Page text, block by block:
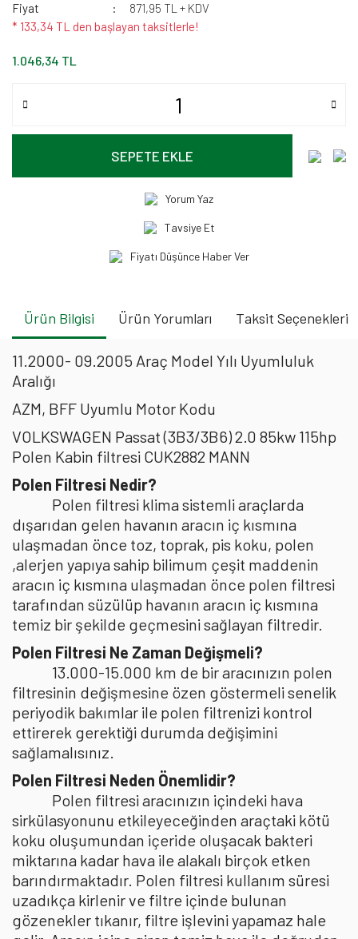
Fiyat
871,95 TL + KDV
* 133,34 TL den başlayan taksitlerle!
1.046,34 TL
SEPETE EKLE
Yorum Yaz
Tavsiye Et
Fiyatı Düşünce Haber Ver
Ürün Bilgisi Ürün Yorumları Taksit Seçenekleri
11.2000- 09.2005 Araç Model Yılı Uyumluluk
Aralığı
AZM, BFF Uyumlu Motor Kodu
VOLKSWAGEN Passat (3B3/3B6) 2.0 85kw 115hp
Polen Kabin filtresi CUK2882 MANN
Polen Filtresi Nedir?
Polen filtresi klima sistemli araçlarda
dışarıdan gelen havanın aracın iç kısmına
ulaşmadan önce toz, toprak, pis koku, polen
,alerjen yapıya sahip bilimum çeşit maddenin
aracın iç kısmına ulaşmadan önce polen filtresi
tarafından süzülüp havanın aracın iç kısmına
temiz bir şekilde geçmesini sağlayan filtredir.
Polen Filtresi Ne Zaman Değişmeli?
13.000-15.000 km de bir aracınızın polen
filtresinin değişmesine özen göstermeli senelik
periyodik bakımlar ile polen filtrenizi kontrol
ettirerek gerektiği durumda değişimini
sağlamalısınız.
Polen Filtresi Neden Önemlidir?
Polen filtresi aracınızın içindeki hava
sirkülasyonunu etkileyeceğinden araçtaki kötü
koku oluşumundan içeride oluşacak bakteri
miktarına kadar hava ile alakalı birçok etken
barındırmaktadır. Polen filtresi kullanım süresi
uzadıkça kirlenir ve filtre içinde bulunan
gözenekler tıkanır, filtre işlevini yapamaz hale